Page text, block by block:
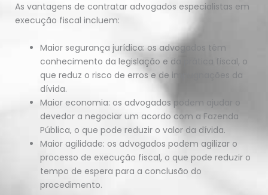
As vantagens de contratar advogados especialistas em
execução fiscal incluem:
Maior segurança jurídica: os advogados têm
conhecimento da legislação e da prática fiscal, o
que reduz o risco de erros e de impugnações da
dívida.
Maior economia: os advogados podem ajudar o
devedor a negociar um acordo com a Fazenda
Pública, o que pode reduzir o valor da dívida.
Maior agilidade: os advogados podem agilizar o
processo de execução fiscal, o que pode reduzir o
tempo de espera para a conclusão do
procedimento.